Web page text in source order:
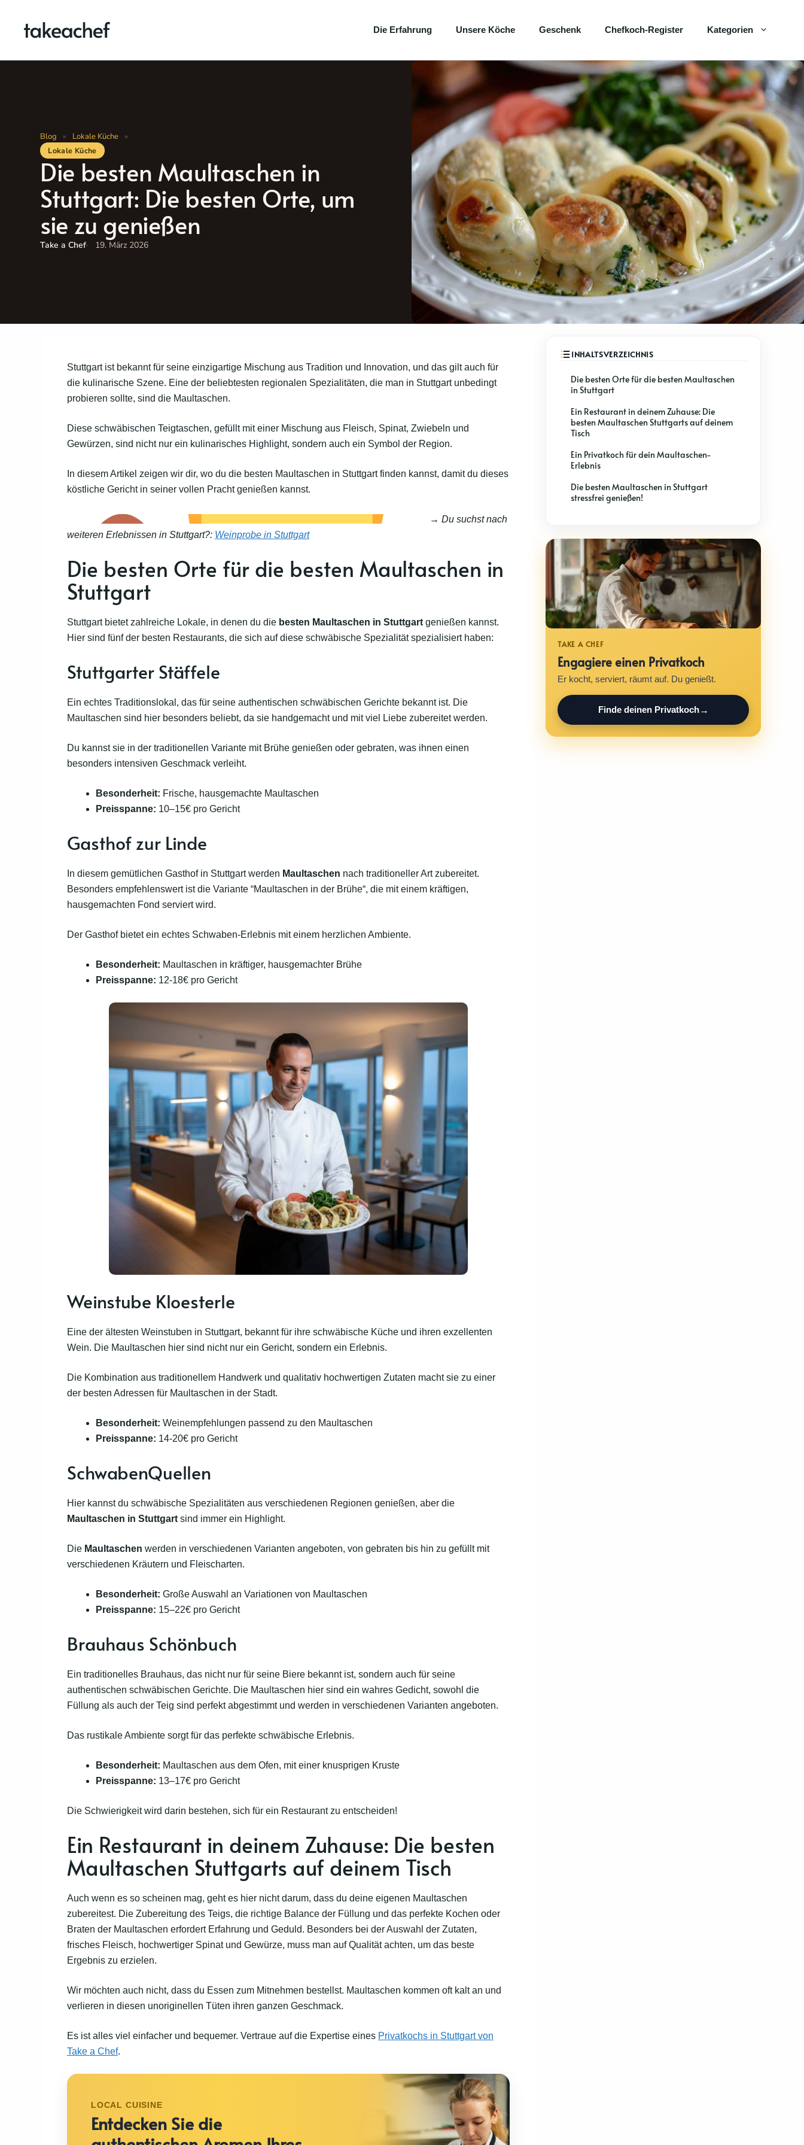
springen
Die Erfahrung Unsere Köche Geschenk Chefkoch-Register Kategorien
Blog » Lokale Küche »
Lokale Küche
Die besten Maultaschen in
Stuttgart: Die besten Orte, um
sie zu genießen
Take a Chef 19. März 2026
Stuttgart ist bekannt für seine einzigartige Mischung aus Tradition und Innovation, und das gilt auch für
die kulinarische Szene. Eine der beliebtesten regionalen Spezialitäten, die man in Stuttgart unbedingt
probieren sollte, sind die Maultaschen.
Diese schwäbischen Teigtaschen, gefüllt mit einer Mischung aus Fleisch, Spinat, Zwiebeln und
Gewürzen, sind nicht nur ein kulinarisches Highlight, sondern auch ein Symbol der Region.
In diesem Artikel zeigen wir dir, wo du die besten Maultaschen in Stuttgart finden kannst, damit du dieses
köstliche Gericht in seiner vollen Pracht genießen kannst.
→ Du suchst nach
weiteren Erlebnissen in Stuttgart?: Weinprobe in Stuttgart
Die besten Orte für die besten Maultaschen in
Stuttgart
Stuttgart bietet zahlreiche Lokale, in denen du die besten Maultaschen in Stuttgart genießen kannst.
Hier sind fünf der besten Restaurants, die sich auf diese schwäbische Spezialität spezialisiert haben:
Stuttgarter Stäffele
Ein echtes Traditionslokal, das für seine authentischen schwäbischen Gerichte bekannt ist. Die
Maultaschen sind hier besonders beliebt, da sie handgemacht und mit viel Liebe zubereitet werden.
Du kannst sie in der traditionellen Variante mit Brühe genießen oder gebraten, was ihnen einen
besonders intensiven Geschmack verleiht.
Besonderheit: Frische, hausgemachte Maultaschen
Preisspanne: 10–15€ pro Gericht
Gasthof zur Linde
In diesem gemütlichen Gasthof in Stuttgart werden Maultaschen nach traditioneller Art zubereitet.
Besonders empfehlenswert ist die Variante “Maultaschen in der Brühe“, die mit einem kräftigen,
hausgemachten Fond serviert wird.
Der Gasthof bietet ein echtes Schwaben-Erlebnis mit einem herzlichen Ambiente.
Besonderheit: Maultaschen in kräftiger, hausgemachter Brühe
Preisspanne: 12-18€ pro Gericht
Weinstube Kloesterle
Eine der ältesten Weinstuben in Stuttgart, bekannt für ihre schwäbische Küche und ihren exzellenten
Wein. Die Maultaschen hier sind nicht nur ein Gericht, sondern ein Erlebnis.
Die Kombination aus traditionellem Handwerk und qualitativ hochwertigen Zutaten macht sie zu einer
der besten Adressen für Maultaschen in der Stadt.
Besonderheit: Weinempfehlungen passend zu den Maultaschen
Preisspanne: 14-20€ pro Gericht
SchwabenQuellen
Hier kannst du schwäbische Spezialitäten aus verschiedenen Regionen genießen, aber die
Maultaschen in Stuttgart sind immer ein Highlight.
Die Maultaschen werden in verschiedenen Varianten angeboten, von gebraten bis hin zu gefüllt mit
verschiedenen Kräutern und Fleischarten.
Besonderheit: Große Auswahl an Variationen von Maultaschen
Preisspanne: 15–22€ pro Gericht
Brauhaus Schönbuch
Ein traditionelles Brauhaus, das nicht nur für seine Biere bekannt ist, sondern auch für seine
authentischen schwäbischen Gerichte. Die Maultaschen hier sind ein wahres Gedicht, sowohl die
Füllung als auch der Teig sind perfekt abgestimmt und werden in verschiedenen Varianten angeboten.
Das rustikale Ambiente sorgt für das perfekte schwäbische Erlebnis.
Besonderheit: Maultaschen aus dem Ofen, mit einer knusprigen Kruste
Preisspanne: 13–17€ pro Gericht
Die Schwierigkeit wird darin bestehen, sich für ein Restaurant zu entscheiden!
Ein Restaurant in deinem Zuhause: Die besten
Maultaschen Stuttgarts auf deinem Tisch
Auch wenn es so scheinen mag, geht es hier nicht darum, dass du deine eigenen Maultaschen
zubereitest. Die Zubereitung des Teigs, die richtige Balance der Füllung und das perfekte Kochen oder
Braten der Maultaschen erfordert Erfahrung und Geduld. Besonders bei der Auswahl der Zutaten,
frisches Fleisch, hochwertiger Spinat und Gewürze, muss man auf Qualität achten, um das beste
Ergebnis zu erzielen.
Wir möchten auch nicht, dass du Essen zum Mitnehmen bestellst. Maultaschen kommen oft kalt an und
verlieren in diesen unoriginellen Tüten ihren ganzen Geschmack.
Es ist alles viel einfacher und bequemer. Vertraue auf die Expertise eines Privatkochs in Stuttgart von
Take a Chef.
LOCAL CUISINE
Entdecken Sie die
Die besten Orte für die besten Maultaschen
in Stuttgart
Ein Restaurant in deinem Zuhause: Die
besten Maultaschen Stuttgarts auf deinem
Tisch
Ein Privatkoch für dein Maultaschen-
Erlebnis
Die besten Maultaschen in Stuttgart
stressfrei genießen!
Engagiere einen Privatkoch
Er kocht, serviert, räumt auf. Du genießt.
Finde deinen Privatkoch